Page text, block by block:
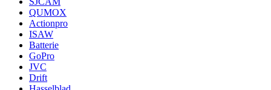
QUMOX
Actionpro
ISAW
Batterie
GoPro
JVC
Drift